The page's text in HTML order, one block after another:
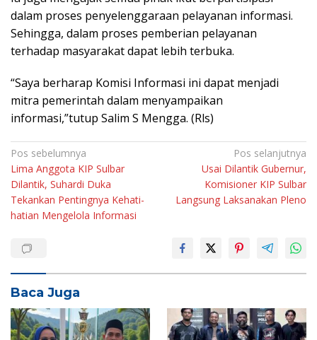
dalam proses penyelenggaraan pelayanan informasi.
Sehingga, dalam proses pemberian pelayanan
terhadap masyarakat dapat lebih terbuka.
“Saya berharap Komisi Informasi ini dapat menjadi
mitra pemerintah dalam menyampaikan
informasi,”tutup Salim S Mengga. (Rls)
Navigasi
pos
Pos sebelumnya
Lima Anggota KIP Sulbar
Dilantik, Suhardi Duka
Tekankan Pentingnya Kehati-
hatian Mengelola Informasi
Pos selanjutnya
Usai Dilantik Gubernur,
Komisioner KIP Sulbar
Langsung Laksanakan Pleno
Baca Juga